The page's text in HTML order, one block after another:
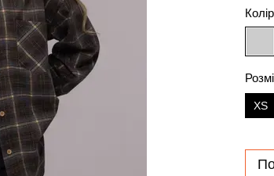
Колір
XS